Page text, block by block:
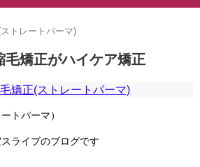
トレートパーマ)
毛矯正がハイケア矯正
矯正(ストレートパーマ)
トパーマ）
ライブのブログです